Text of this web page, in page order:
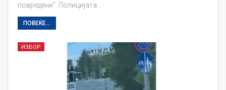
повредени“. Полицијата…
ПОВЕЌЕ...
ИЗБОР